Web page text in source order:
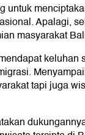
untuk
Apalagi,
masyarakat
keluhan
tapi juga